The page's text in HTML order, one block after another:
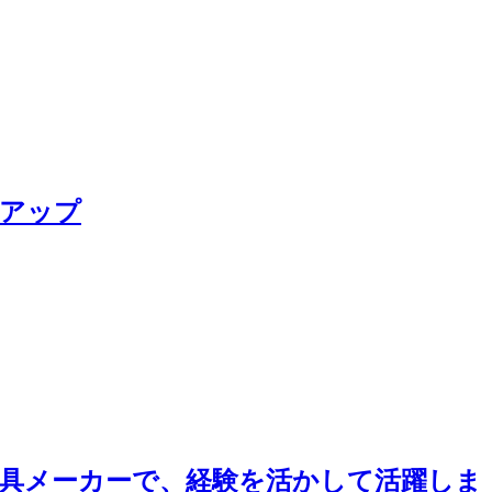
ップ
メーカーで、経験を活かして活躍しま